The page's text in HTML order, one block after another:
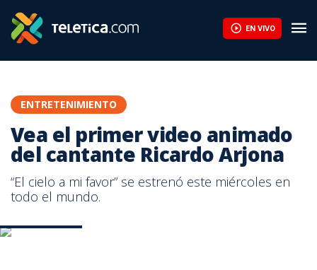
EN VIVO
ENTRETENIMIENTO
Vea el primer video animado
del cantante Ricardo Arjona
“El cielo a mi favor” se estrenó este miércoles en
todo el mundo.